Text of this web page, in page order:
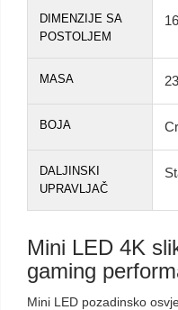
DIMENZIJE SA
POSTOLJEM
MASA
BOJA
DALJINSKI
UPRAVLJAČ
Mini LED 4K
gaming
Mini LED pozadinsko